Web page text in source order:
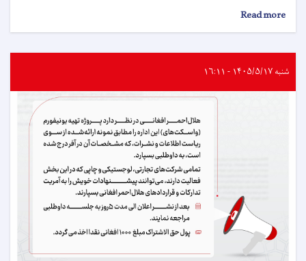
Read more
اعلان
شنبه ۱۴۰۵/۵/۱۷ - ۱۶:۱۱